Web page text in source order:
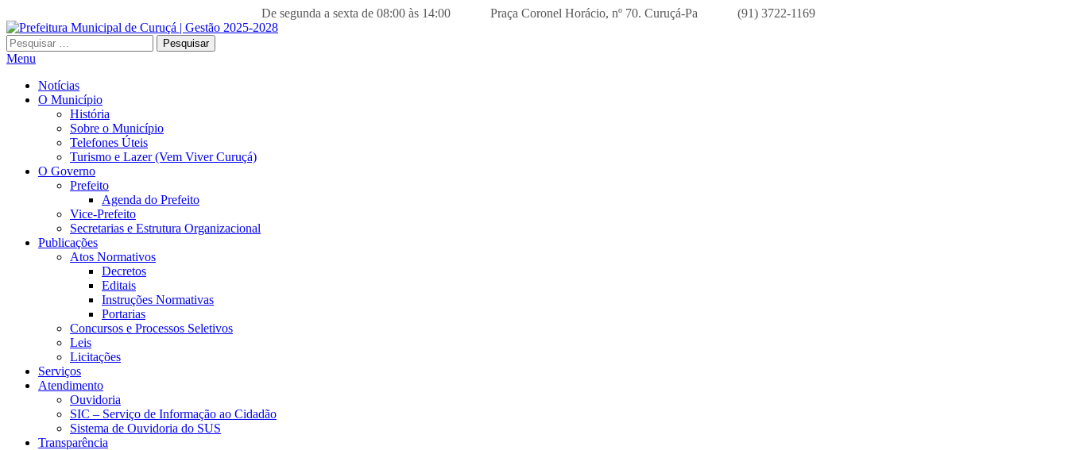
De segunda a sexta de 08:00 às 14:00 Praça Coronel Horácio, nº 70. Curuçá-Pa (91) 3722-1169
Pesquisar
por:
Menu
Notícias
O Município
História
Sobre o Município
Telefones Úteis
Turismo e Lazer (Vem Viver Curuçá)
O Governo
Prefeito
Agenda do Prefeito
Vice-Prefeito
Secretarias e Estrutura Organizacional
Publicações
Atos Normativos
Decretos
Editais
Instruções Normativas
Portarias
Concursos e Processos Seletivos
Leis
Licitações
Serviços
Atendimento
Ouvidoria
SIC – Serviço de Informação ao Cidadão
Sistema de Ouvidoria do SUS
Transparência